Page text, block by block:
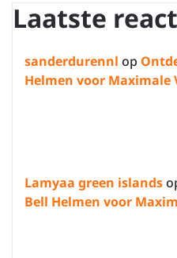
Laatste
sanderdurennl op
Helmen voor Maximale
Lamyaa green islands
Bell Helmen voor